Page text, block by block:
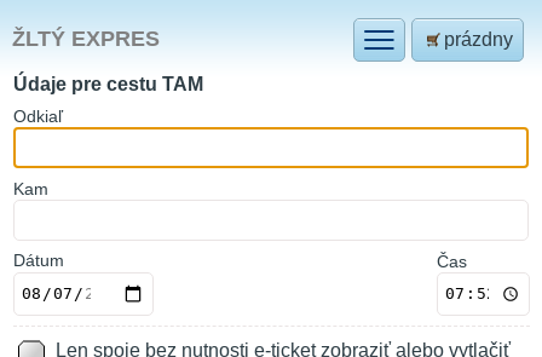
prázdny
ŽLTÝ EXPRES
Údaje pre cestu TAM
Odkiaľ
Kam
Čas
Dátum
Len spoje bez nutnosti e-ticket zobraziť alebo vytlačiť